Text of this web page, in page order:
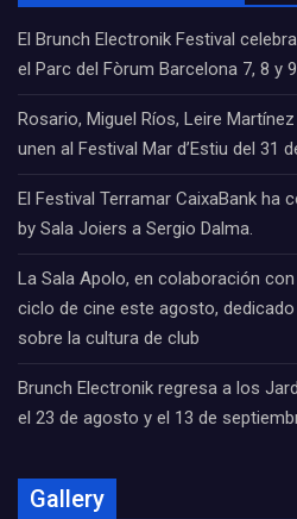
El Brunch Electronik Festival
el Parc del Fòrum Barcelona 7, 8 y
Rosario, Miguel Ríos, Leire
unen al Festival Mar d’Estiu del 31
El Festival Terramar CaixaBank ha
by Sala Joiers a Sergio Dalma.
La Sala Apolo, en colaboración
ciclo de cine este agosto,
sobre la cultura de club
Brunch Electronik regresa a los
el 23 de agosto y el 13 de
Gallery